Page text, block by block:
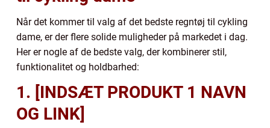
Når det kommer til valg af det bedste regntøj til cykling
dame, er der flere solide muligheder på markedet i dag.
Her er nogle af de bedste valg, der kombinerer stil,
funktionalitet og holdbarhed:
1. [INDSÆT PRODUKT 1 NAVN
OG LINK]